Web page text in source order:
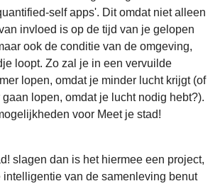
self apps'. Dit omdat niet alleen
invloed is op de tijd van je gelopen
ook de conditie van de omgeving,
loopt. Zo zal je in een vervuilde
lopen, omdat je minder lucht krijgt (of
lopen, omdat je lucht nodig hebt?).
voor Meet je stad!
slagen dan is het hiermee een project,
van de samenleving benut